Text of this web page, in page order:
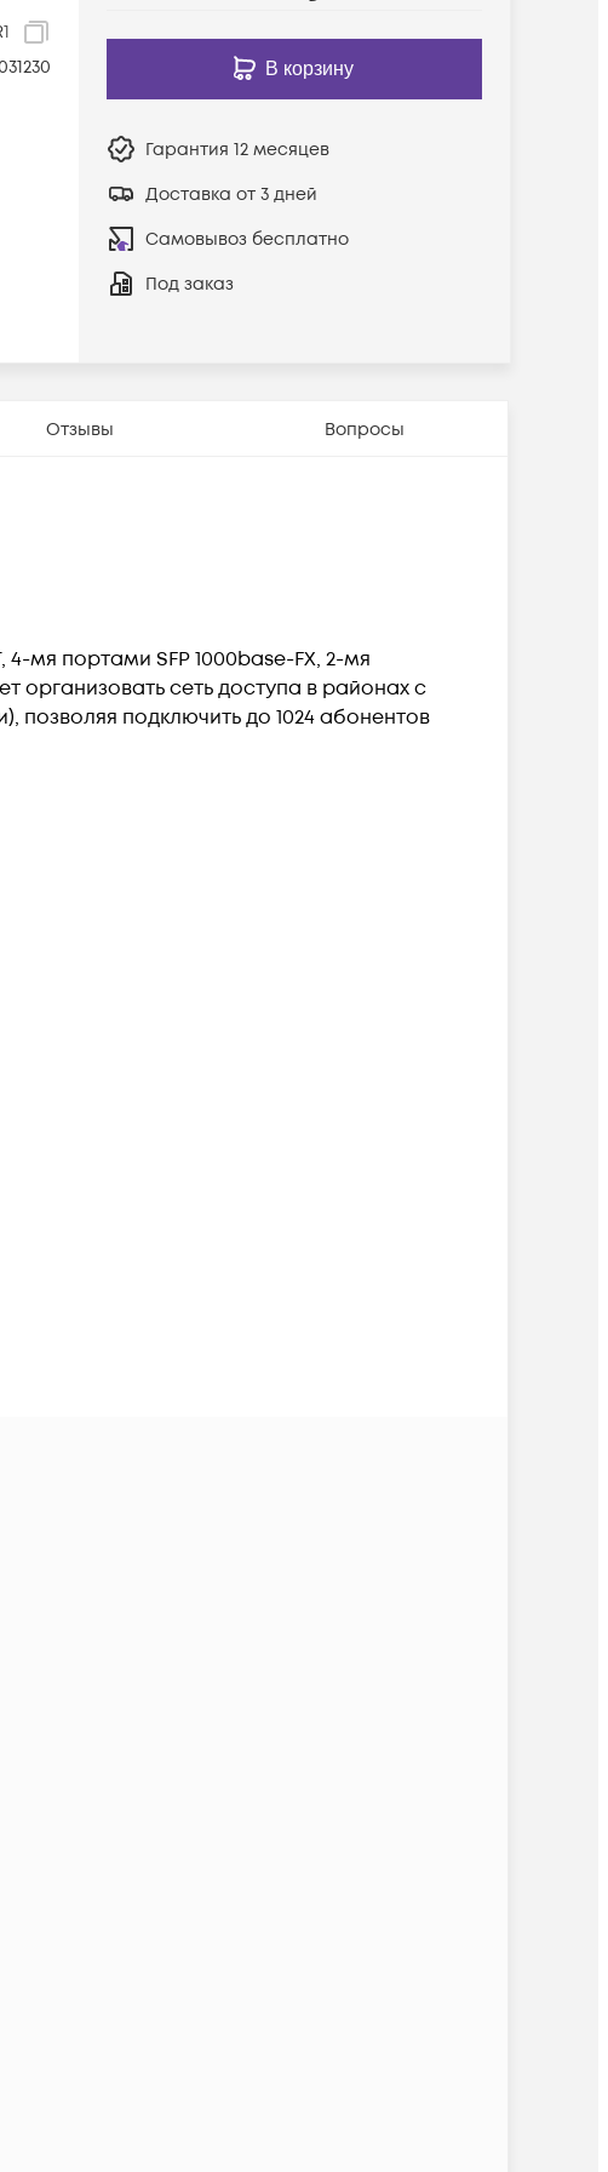
В корзину
Гарантия 12 месяцев
Доставка от 3 дней
Самовывоз бесплатно
Под заказ
Отзывы Вопросы
4-мя портами SFP 1000base-FX, 2-мя
организовать сеть доступа в районах с
позволяя подключить до 1024 абонентов